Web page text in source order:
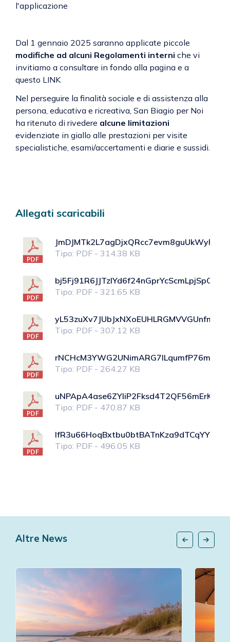
l'applicazione
Dal 1 gennaio 2025 saranno applicate piccole
modifiche ad alcuni Regolamenti interni che vi
invitiamo a consultare in fondo alla pagina e a
questo LINK
Nel perseguire la finalità sociale e di assistenza alla
persona, educativa e ricreativa, San Biagio per Noi
ha ritenuto di rivedere alcune limitazioni
evidenziate in giallo alle prestazioni per visite
specialistiche, esami/accertamenti e diarie e sussidi.
Allegati scaricabili
Tipo: PDF - 314.38 KB
Tipo: PDF - 321.65 KB
Tipo: PDF - 307.12 KB
Tipo: PDF - 264.27 KB
Tipo: PDF - 470.87 KB
Tipo: PDF - 496.05 KB
Altre News